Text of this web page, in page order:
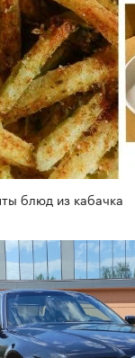
блюд из кабачка